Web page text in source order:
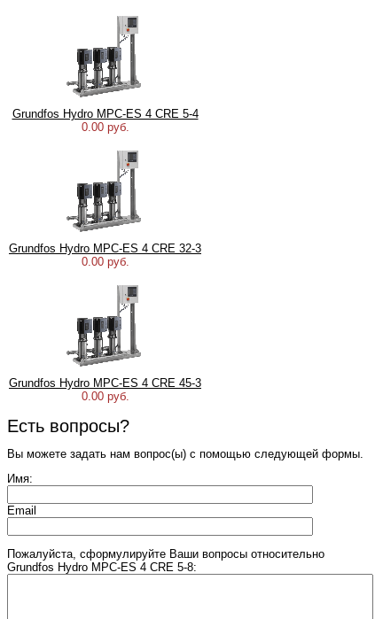
Grundfos Hydro MPC-ES 4 CRE 5-4
0.00 руб.
Grundfos Hydro MPC-ES 4 CRE 32-3
0.00 руб.
Grundfos Hydro MPC-ES 4 CRE 45-3
0.00 руб.
Есть вопросы?
Вы можете задать нам вопрос(ы) с помощью следующей формы.
Имя:
Email
Пожалуйста, сформулируйте Ваши вопросы относительно
Grundfos Hydro MPC-ES 4 CRE 5-8: